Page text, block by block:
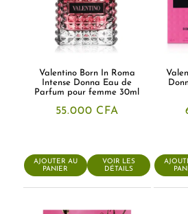
Valentino Born In Roma
Intense Donna Eau de
Parfum pour femme 30ml
55.000 CFA
AJOUTER AU
PANIER
VOIR LES
DÉTAILS